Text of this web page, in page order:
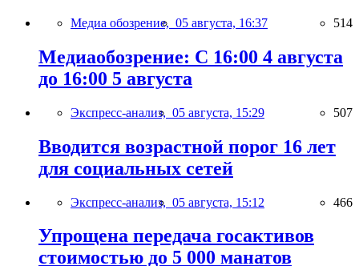
Медиа обозрение, 05 августа, 16:37 514
Медиаобозрение: С 16:00 4 августа
до 16:00 5 августа
Экспресс-анализ, 05 августа, 15:29 507
Вводится возрастной порог 16 лет
для социальных сетей
Экспресс-анализ, 05 августа, 15:12 466
Упрощена передача госактивов
стоимостью до 5 000 манатов